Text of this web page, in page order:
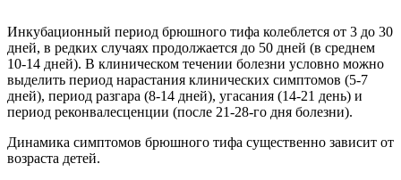
Инкубационный период брюшного тифа колеблется от 3 до 30
дней, в редких случаях продолжается до 50 дней (в среднем
10-14 дней). В клиническом течении болезни условно можно
выделить период нарастания клинических симптомов (5-7
дней), период разгара (8-14 дней), угасания (14-21 день) и
период реконвалесценции (после 21-28-го дня болезни).
Динамика симптомов брюшного тифа существенно зависит от
возраста детей.